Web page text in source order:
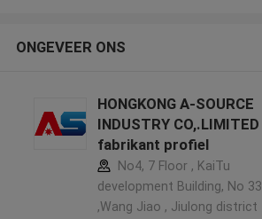
ONGEVEER ONS
HONGKONG A-SOURCE
INDUSTRY CO,.LIMITED
fabrikant profiel
No4, 7 Floor , KaiTu
development Building, No 33
,Wang Jiao , Jiulong district